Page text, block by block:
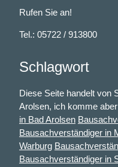
Rufen Sie an!
Tel.: 05722 / 913800
Schlagwort
Diese Seite handelt von
Arolsen, ich komme
in Bad Arolsen
Bausachverständiger in
Warburg
Bausachverständiger in